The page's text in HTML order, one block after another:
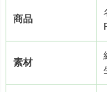
商品
素材